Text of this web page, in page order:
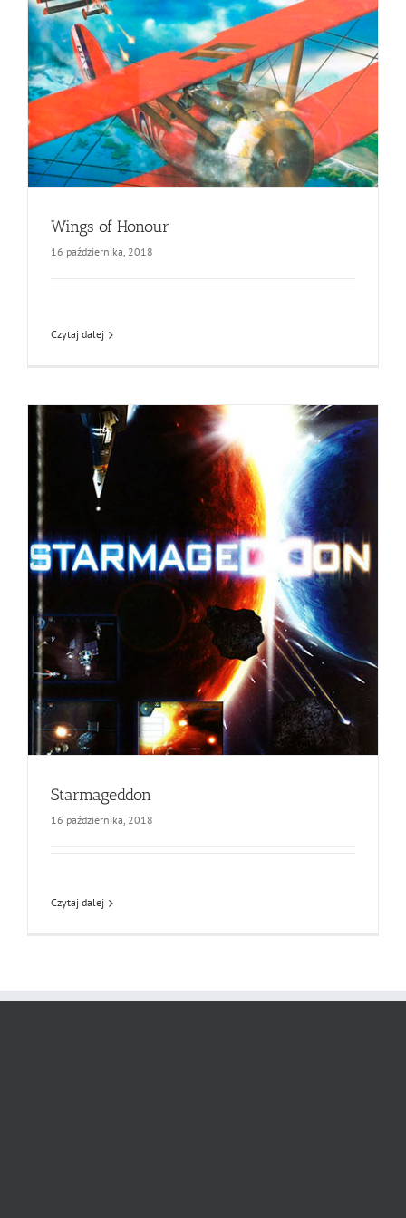
Wings of Honour
16 października, 2018
Czytaj dalej
Starmageddon
16 października, 2018
Czytaj dalej